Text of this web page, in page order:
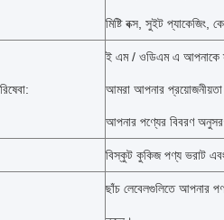
মিষ্টি বক্স, সুইট প্যাকেজিং,
ই এম / ওডিএম এ আপনাকে
আমরা আপনার প্রয়োজনীয়তা
আপনার পণ্যের বিবরণ
বিস্কুট কুকিজ পণ্য ভরাট এবং
ছাঁচ লেবেলগুলিতে আপনার